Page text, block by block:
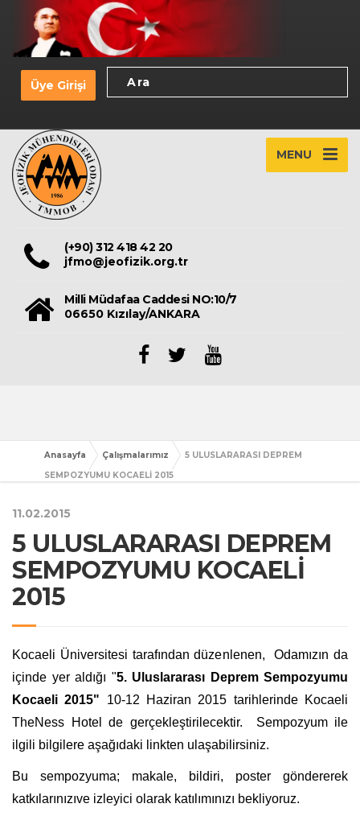
Üye Girişi
MENU
(+90) 312 418 42 20
jfmo@jeofizik.org.tr
Milli Müdafaa Caddesi NO:10/7
06650 Kızılay/ANKARA
Anasayfa Çalışmalarımız
5 ULUSLARARASI DEPREM
SEMPOZYUMU KOCAELİ 2015
11.02.2015
5 ULUSLARARASI DEPREM
SEMPOZYUMU KOCAELİ
2015
Kocaeli Üniversitesi tarafından düzenlenen, Odamızın da
içinde yer aldığı "5. Uluslararası Deprem Sempozyumu
Kocaeli 2015" 10-12 Haziran 2015 tarihlerinde Kocaeli
TheNess Hotel de gerçekleştirilecektir. Sempozyum ile
ilgili bilgilere aşağıdaki linkten ulaşabilirsiniz.
Bu sempozyuma; makale, bildiri, poster göndererek
katkılarınızıve izleyici olarak katılımınızı bekliyoruz.